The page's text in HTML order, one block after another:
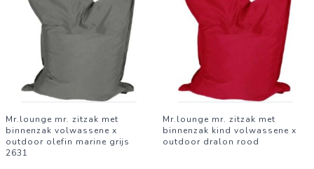
Kleur: Donkerbruin
Afmeting: 130x150 cm
Reiniging en onderhoud: De buitenhoes kan makkelijk
schoongemaakt worden met een vochtige doek en
uitgewassen worden op maximaal 30 graden.
Mr.lounge mr. zitzak met
binnenzak volwassene x
outdoor olefin marine grijs
2631
Mr.lounge mr. zitzak met
binnenzak kind volwassene x
outdoor dralon rood